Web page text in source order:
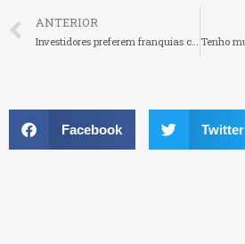
ANTERIOR
Investidores preferem franquias com operação simplificada
Facebook Twitter